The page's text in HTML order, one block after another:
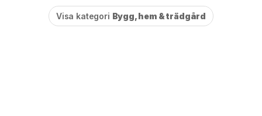
Visa kategori Bygg, hem & trädgård